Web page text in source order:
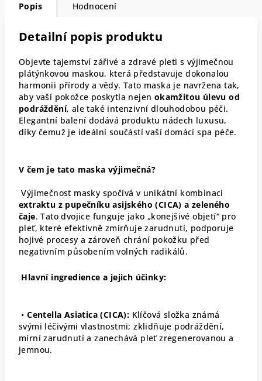
Popis Hodnocení
Detailní popis produktu
Objevte tajemství zářivé a zdravé pleti s výjimečnou
plátýnkovou maskou, která představuje dokonalou
harmonii přírody a vědy. Tato maska je navržena tak,
aby vaší pokožce poskytla nejen okamžitou úlevu od
podráždění, ale také intenzivní dlouhodobou péči.
Elegantní balení dodává produktu nádech luxusu,
díky čemuž je ideální součástí vaší domácí spa péče.
V čem je tato maska výjimečná?
Výjimečnost masky spočívá v unikátní kombinaci
extraktu z pupečníku asijského (CICA) a zeleného
čaje. Tato dvojice funguje jako „konejšivé objetí“ pro
pleť, které efektivně zmírňuje zarudnutí, podporuje
hojivé procesy a zároveň chrání pokožku před
negativním působením volných radikálů.
Hlavní ingredience a jejich účinky:
•Centella Asiatica (CICA): Klíčová složka známá
svými léčivými vlastnostmi; zklidňuje podráždění,
mírní zarudnutí a zanechává pleť zregenerovanou a
jemnou.